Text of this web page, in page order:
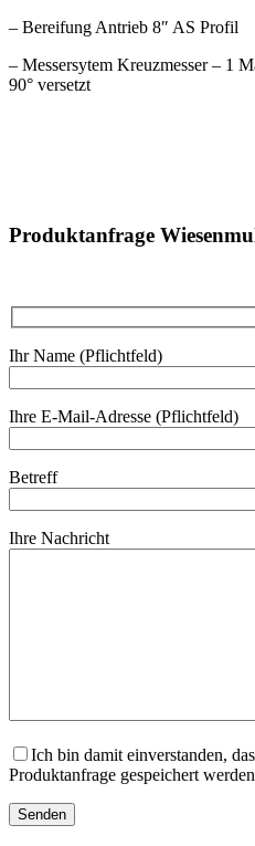
– Bereifung Antrieb 8″ AS Profil
– Messersytem Kreuzmesser – 1
90° versetzt
Produktanfrage
Ihr Name (Pflichtfeld)
Ihre E-Mail-Adresse (Pflichtfeld)
Betreff
Ihre Nachricht
Ich bin damit einverstanden,
Produktanfrage gespeichert